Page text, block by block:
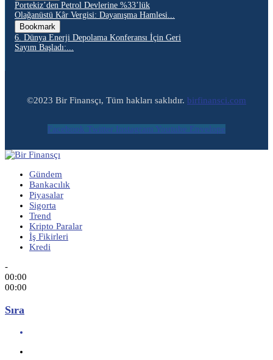
Portekiz’den Petrol Devlerine %33’lük
Olağanüstü Kâr Vergisi: Dayanışma Hamlesi...
Bookmark
6. Dünya Enerji Depolama Konferansı İçin Geri
Sayım Başladı:...
©2023 Bir Finansçı, Tüm hakları saklıdır. birfinansci.com
Facebook Twitter Instagram Youtube Envelope
Gündem
Bankacılık
Piyasalar
Sigorta
Trend
Kripto Paralar
İş Fikirleri
Kredi
-
00:00
00:00
Sıra